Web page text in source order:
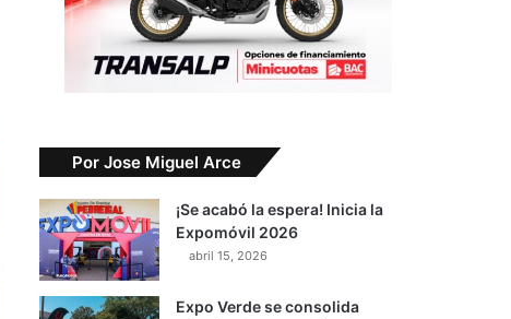
Por Jose Miguel Arce
¡Se acabó la espera! Inicia la
Expomóvil 2026
abril 15, 2026
Expo Verde se consolida